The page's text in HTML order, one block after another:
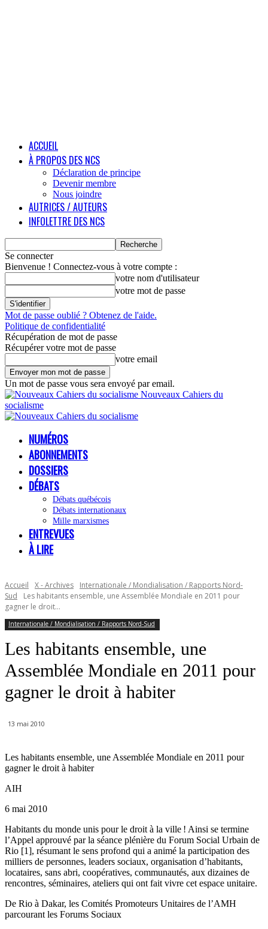
ACCUEIL
À PROPOS DES NCS
Déclaration de principe
Devenir membre
Nous joindre
AUTRICES / AUTEURS
INFOLETTRE DES NCS
Se connecter
Bienvenue ! Connectez-vous à votre compte :
votre nom d'utilisateur
votre mot de passe
Mot de passe oublié ? Obtenez de l'aide.
Politique de confidentialité
Récupération de mot de passe
Récupérer votre mot de passe
votre email
Un mot de passe vous sera envoyé par email.
Nouveaux Cahiers du
socialisme
NUMÉROS
ABONNEMENTS
DOSSIERS
DÉBATS
Débats québécois
Débats internationaux
Mille marxismes
ENTREVUES
À LIRE
Accueil X - Archives
Internationale / Mondialisation / Rapports Nord-
Sud
Les habitants ensemble, une Assemblée Mondiale en 2011 pour
gagner le droit...
Internationale / Mondialisation / Rapports Nord-Sud
Les habitants ensemble, une
Assemblée Mondiale en 2011 pour
gagner le droit à habiter
13 mai 2010
Les habitants ensemble, une Assemblée Mondiale en 2011 pour
gagner le droit à habiter
AIH
6 mai 2010
Habitants du monde unis pour le droit à la ville ! Ainsi se termine
l’Appel approuvé par la séance plénière du Forum Social Urbain de
Rio [1], résumant le sens profond qui a animé la participation des
milliers de personnes, leaders sociaux, organisation d’habitants,
locataires, sans abri, coopératives, communautés, aux dizaines de
rencontres, séminaires, ateliers qui ont fait vivre cet espace unitaire.
De Rio à Dakar, les Comités Promoteurs Unitaires de l’AMH
parcourant les Forums Sociaux